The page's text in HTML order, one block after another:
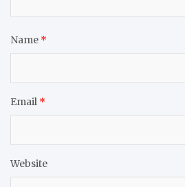
Name *
Email *
Website